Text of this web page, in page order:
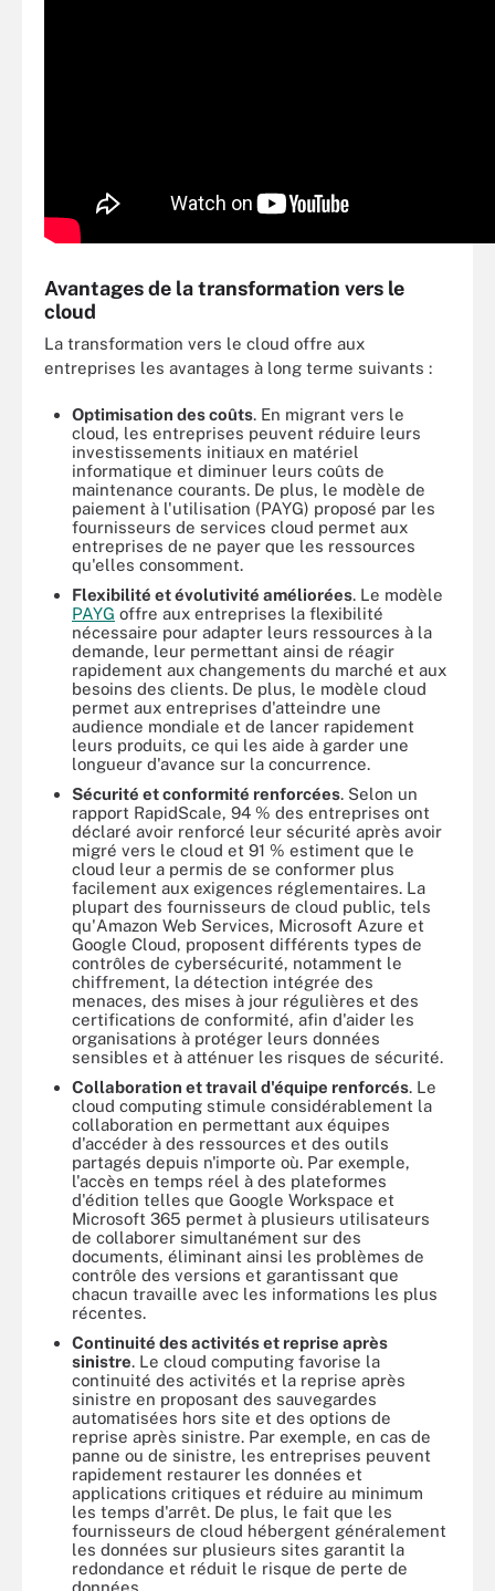
Avantages de la transformation vers le
cloud
La transformation vers le cloud offre aux
entreprises les avantages à long terme suivants :
Optimisation des coûts. En migrant vers le
cloud, les entreprises peuvent réduire leurs
investissements initiaux en matériel
informatique et diminuer leurs coûts de
maintenance courants. De plus, le modèle de
paiement à l'utilisation (PAYG) proposé par les
fournisseurs de services cloud permet aux
entreprises de ne payer que les ressources
qu'elles consomment.
Flexibilité et évolutivité améliorées. Le modèle
PAYG offre aux entreprises la flexibilité
nécessaire pour adapter leurs ressources à la
demande, leur permettant ainsi de réagir
rapidement aux changements du marché et aux
besoins des clients. De plus, le modèle cloud
permet aux entreprises d'atteindre une
audience mondiale et de lancer rapidement
leurs produits, ce qui les aide à garder une
longueur d'avance sur la concurrence.
Sécurité et conformité renforcées. Selon un
rapport RapidScale, 94 % des entreprises ont
déclaré avoir renforcé leur sécurité après avoir
migré vers le cloud et 91 % estiment que le
cloud leur a permis de se conformer plus
facilement aux exigences réglementaires. La
plupart des fournisseurs de cloud public, tels
qu'Amazon Web Services, Microsoft Azure et
Google Cloud, proposent différents types de
contrôles de cybersécurité, notamment le
chiffrement, la détection intégrée des
menaces, des mises à jour régulières et des
certifications de conformité, afin d'aider les
organisations à protéger leurs données
sensibles et à atténuer les risques de sécurité.
Collaboration et travail d'équipe renforcés. Le
cloud computing stimule considérablement la
collaboration en permettant aux équipes
d'accéder à des ressources et des outils
partagés depuis n'importe où. Par exemple,
l'accès en temps réel à des plateformes
d'édition telles que Google Workspace et
Microsoft 365 permet à plusieurs utilisateurs
de collaborer simultanément sur des
documents, éliminant ainsi les problèmes de
contrôle des versions et garantissant que
chacun travaille avec les informations les plus
récentes.
Continuité des activités et reprise après
sinistre. Le cloud computing favorise la
continuité des activités et la reprise après
sinistre en proposant des sauvegardes
automatisées hors site et des options de
reprise après sinistre. Par exemple, en cas de
panne ou de sinistre, les entreprises peuvent
rapidement restaurer les données et
applications critiques et réduire au minimum
les temps d'arrêt. De plus, le fait que les
fournisseurs de cloud hébergent généralement
les données sur plusieurs sites garantit la
redondance et réduit le risque de perte de